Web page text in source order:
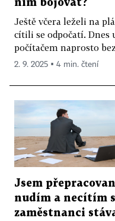
ním bojovat?
Ještě včera leželi na
cítili se odpočatí. Dnes
počítačem naprosto
2. 9. 2025 ▪ 4 min. čtení
Jsem
nudím a necítím
zaměstnanci